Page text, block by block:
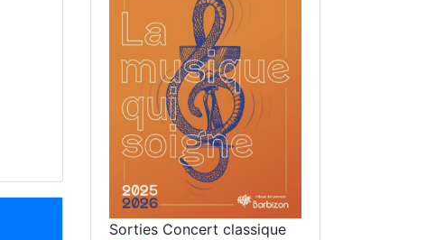
Sorties Concert classique